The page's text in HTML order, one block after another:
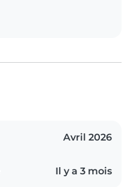
Avril 2026
Il y a 3 mois